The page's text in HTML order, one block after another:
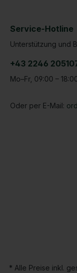
Service-Hotline
Unterstützung und
+43 2246
Mo–Fr, 09:00 –
Oder per E-Mail:
* Alle Preise inkl.